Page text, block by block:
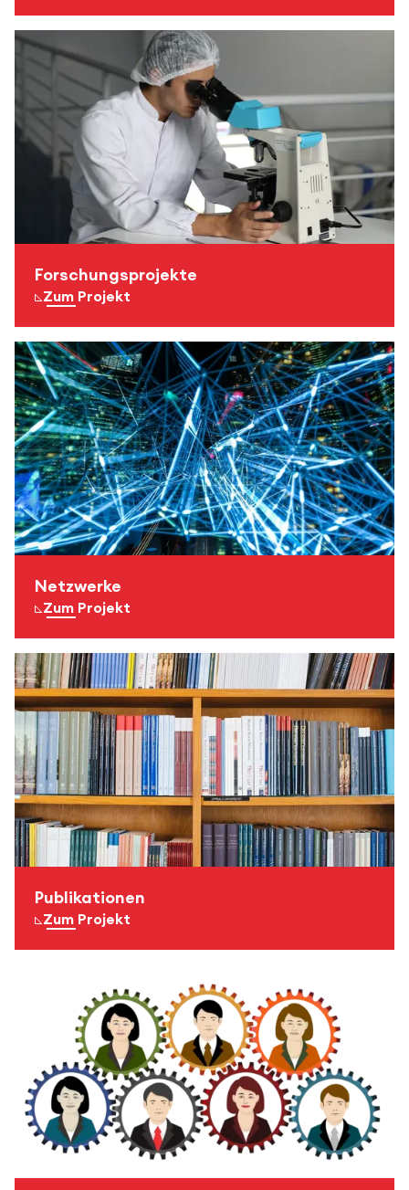
Forschungsprojekte
Zum Projekt
Netzwerke
Zum Projekt
Publikationen
Zum Projekt